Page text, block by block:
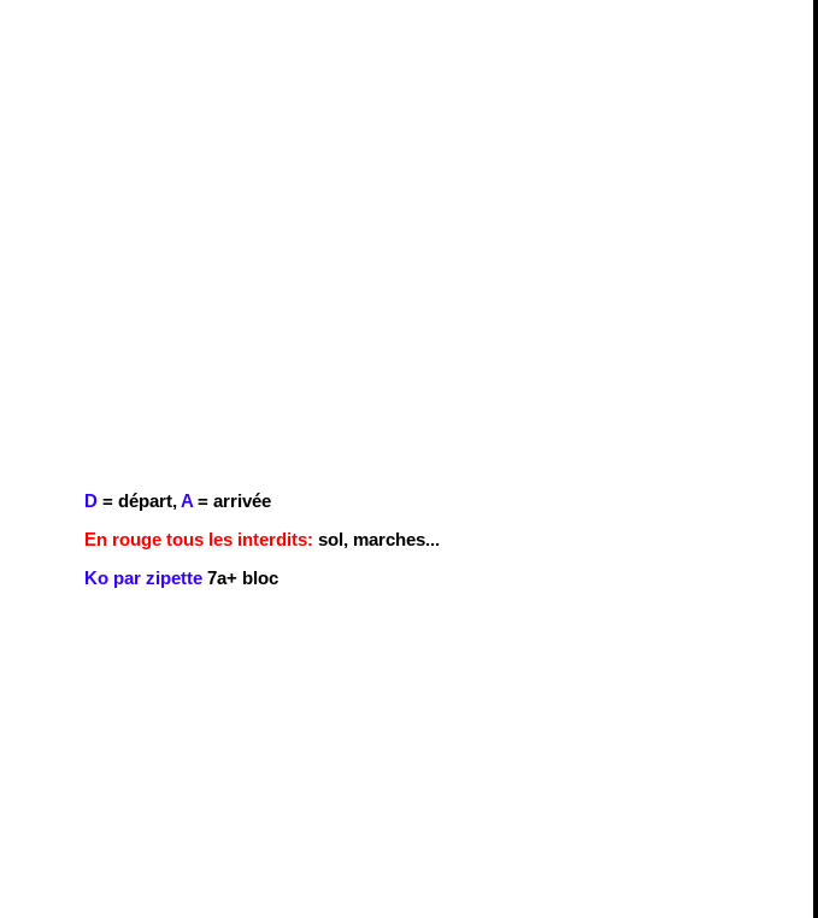
D = départ,A = arrivée
En rouge tous les interdits: sol, marches...
Ko par zipette 7a+ bloc